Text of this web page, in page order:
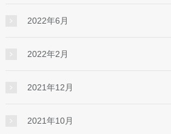
2022年6月
2022年2月
2021年12月
2021年10月